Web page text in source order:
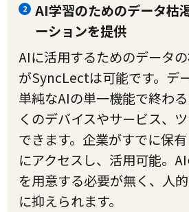
2
AI学習のためのデータ枯
ーションを提供
AIに活用するためのデータ
がSyncLectは可能です。デ
単純なAIの単一機能で終わ
くのデバイスやサービス、
できます。企業がすでに保
にアクセスし、活用可能。
を用意する必要が無く、人
に抑えられます。